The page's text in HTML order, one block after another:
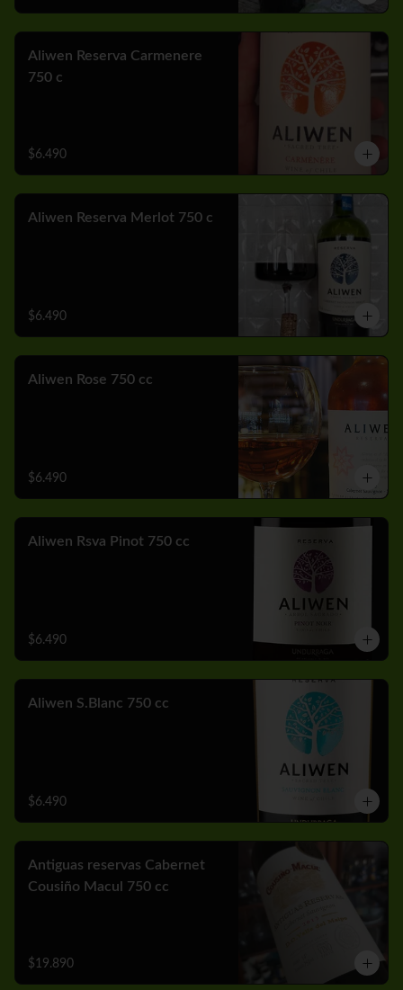
Aliwen Reserva Carmenere
750 c
$6.490
Aliwen Reserva Merlot 750 c
$6.490
Aliwen Rose 750 cc
$6.490
Aliwen Rsva Pinot 750 cc
$6.490
Aliwen S.Blanc 750 cc
$6.490
Antiguas reservas Cabernet
Cousiño Macul 750 cc
$19.890